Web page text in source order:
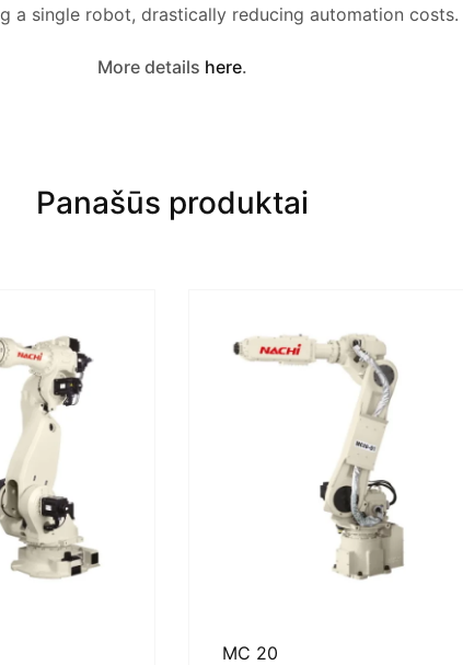
a single robot, drastically reducing automation costs.
More details here.
Panašūs produktai
MC 20